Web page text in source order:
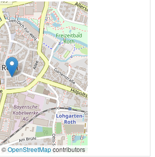
©OpenStreetMapcontributors